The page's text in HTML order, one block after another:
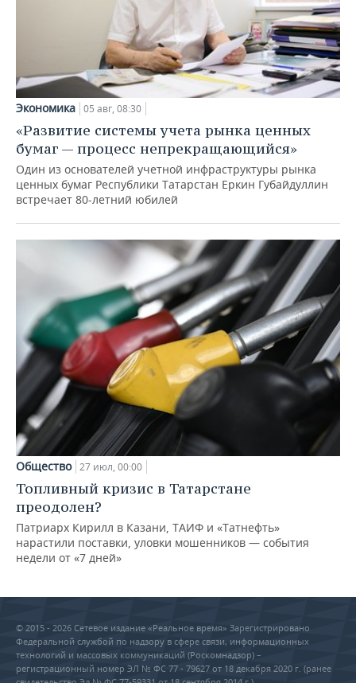
Экономика 05 авг, 08:30
«Развитие системы учета рынка ценных
бумаг — процесс непрекращающийся»
Один из основателей учетной инфраструктуры рынка
ценных бумаг Республики Татарстан Еркин Губайдуллин
встречает 80-летний юбилей
Общество 27 июл, 00:00
Топливный кризис в Татарстане
преодолен?
Патриарх Кирилл в Казани, ТАИФ и «Татнефть»
нарастили поставки, уловки мошенников — события
недели от «7 дней»
© 2015 - 2026 Сетевое издание «Реальное время» Зарегистрировано
Федеральной службой по надзору в сфере связи, информационных
технологий и массовых коммуникаций (Роскомнадзор) –
регистрационный номер ЭЛ № ФС 77 - 79627 от 18 декабря 2020 г. (ранее